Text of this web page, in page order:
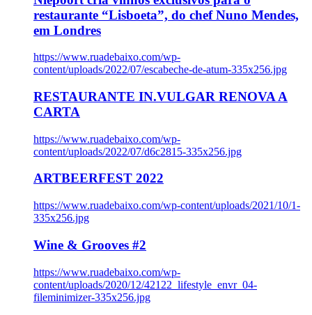
restaurante “Lisboeta”, do chef Nuno Mendes,
em Londres
https://www.ruadebaixo.com/wp-
content/uploads/2022/07/escabeche-de-atum-335x256.jpg
RESTAURANTE IN.VULGAR RENOVA A
CARTA
https://www.ruadebaixo.com/wp-
content/uploads/2022/07/d6c2815-335x256.jpg
ARTBEERFEST 2022
https://www.ruadebaixo.com/wp-content/uploads/2021/10/1-
335x256.jpg
Wine & Grooves #2
https://www.ruadebaixo.com/wp-
content/uploads/2020/12/42122_lifestyle_envr_04-
fileminimizer-335x256.jpg